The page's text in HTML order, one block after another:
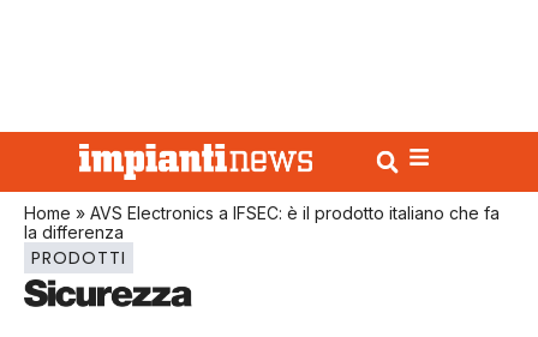
Home » AVS Electronics a IFSEC: è il prodotto italiano che fa
la differenza
PRODOTTI